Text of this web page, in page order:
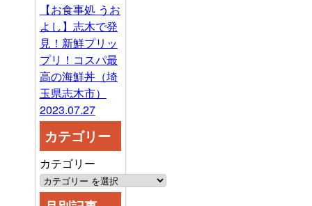
【お食事処 うお
よし】志木で発
見！新鮮プリッ
プリ！コスパ最
高の海鮮丼（埼
玉県志木市）
2023.07.27
カテゴリー
カテゴリー